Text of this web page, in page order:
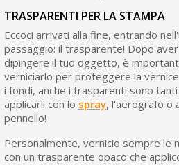
TRASPARENTI PER LA STAMPA
Eccoci arrivati alla fine, entrando
passaggio: il trasparente! Dopo
dipingere il tuo oggetto, è
verniciarlo per proteggere la
i fondi, anche i trasparenti sono
applicarli con lo spray, l'aerografo o
pennello!
Personalmente, vernicio sempre le
con un trasparente opaco che